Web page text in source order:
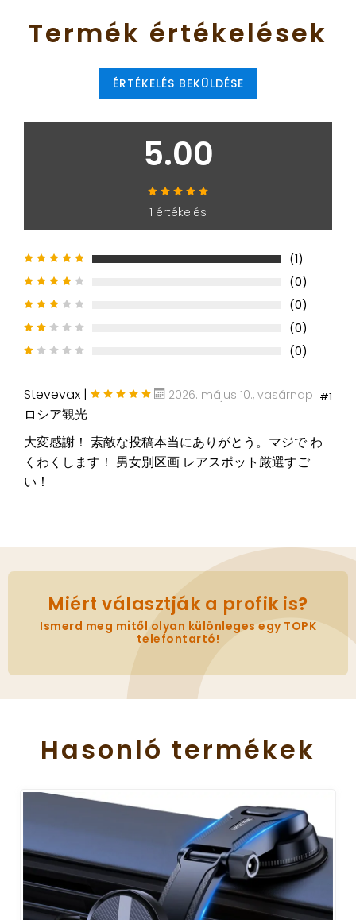
Termék értékelések
ÉRTÉKELÉS BEKÜLDÉSE
5.00
1 értékelés
(1)
(0)
(0)
(0)
(0)
#1
Stevevax | 2026. május 10., vasárnap
ロシア観光
大変感謝！ 素敵な投稿本当にありがとう。マジで わ
くわくします！ 男女別区画 レアスポット厳選すご
い！
Miért választják a profik is?
Ismerd meg mitől olyan különleges egy TOPK
telefontartó!
Hasonló termékek